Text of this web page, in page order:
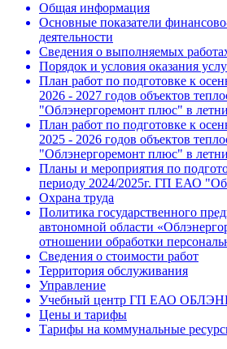
Общая информация
Основные показатели
деятельности
Сведения о выполняемых
Порядок и условия оказания
План работ по подготовке к
2026 - 2027 годов объектов
"Облэнергоремонт плюс" в
План работ по подготовке к
2025 - 2026 годов объектов
"Облэнергоремонт плюс" в
Планы и мероприятия по
периоду 2024/2025г. ГП ЕАО
Охрана труда
Политика государственного
автономной области
отношении обработки
Сведения о стоимости работ
Территория обслуживания
Управление
Учебный центр ГП ЕАО
Цены и тарифы
Тарифы на коммунальные